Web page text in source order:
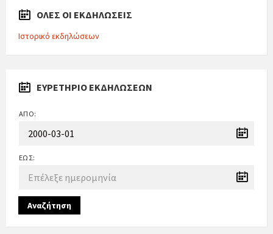
ΟΛΕΣ ΟΙ ΕΚΔΗΛΩΣΕΙΣ
Ιστορικό εκδηλώσεων
ΕΥΡΕΤΉΡΙΟ ΕΚΔΗΛΏΣΕΩΝ
ΑΠΌ:
ΈΩΣ:
Αναζήτηση